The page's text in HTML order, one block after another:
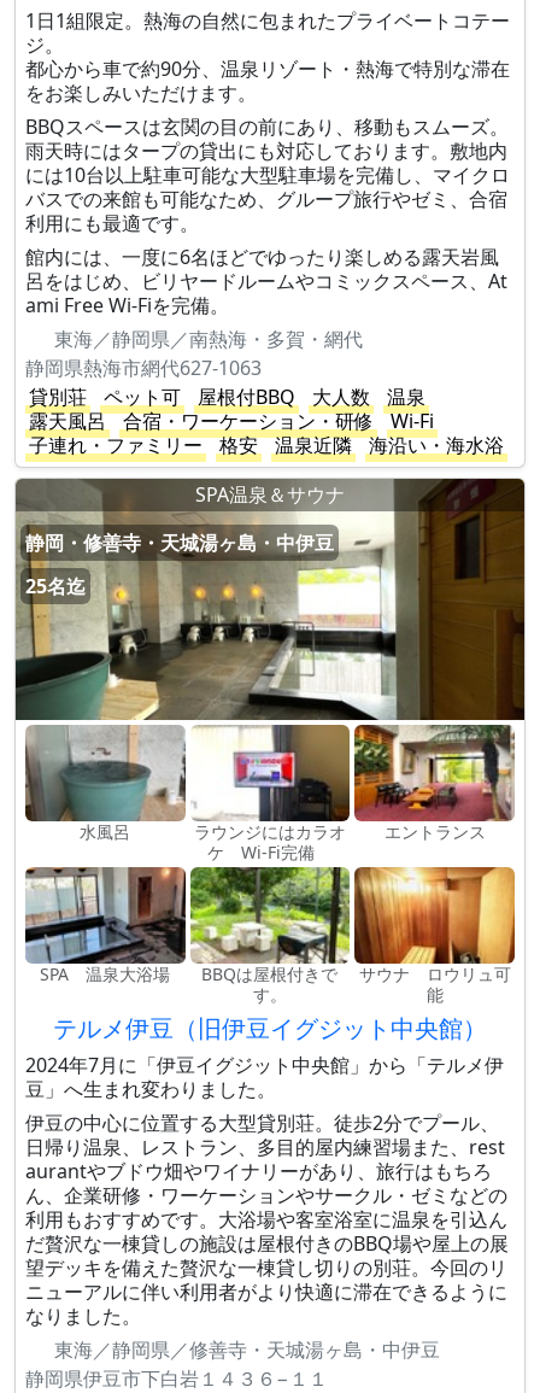
1日1組限定。熱海の自然に包まれたプライベートコテー
ジ。
都心から車で約90分、温泉リゾート・熱海で特別な滞在
をお楽しみいただけます。
BBQスペースは玄関の目の前にあり、移動もスムーズ。
雨天時にはタープの貸出にも対応しております。敷地内
には10台以上駐車可能な大型駐車場を完備し、マイクロ
バスでの来館も可能なため、グループ旅行やゼミ、合宿
利用にも最適です。
館内には、一度に6名ほどでゆったり楽しめる露天岩風
呂をはじめ、ビリヤードルームやコミックスペース、At
ami Free Wi-Fiを完備。
東海／静岡県／南熱海・多賀・網代
静岡県熱海市網代627-1063
貸別荘
ペット可 屋根付BBQ 大人数
温泉
露天風呂
合宿・ワーケーション・研修
Wi-Fi
子連れ・ファミリー
格安 温泉近隣
海沿い・海水浴
SPA温泉＆サウナ
静岡・修善寺・天城湯ヶ島・中伊豆
25名迄
水風呂
ラウンジにはカラオ
ケ Wi-Fi完備
エントランス
SPA 温泉大浴場
BBQは屋根付きで
す。
サウナ ロウリュ可
能
テルメ伊豆（旧伊豆イグジット中央館）
2024年7月に「伊豆イグジット中央館」から「テルメ伊
豆」へ生まれ変わりました。
伊豆の中心に位置する大型貸別荘。徒歩2分でプール、
日帰り温泉、レストラン、多目的屋内練習場また、rest
aurantやブドウ畑やワイナリーがあり、旅行はもちろ
ん、企業研修・ワーケーションやサークル・ゼミなどの
利用もおすすめです。大浴場や客室浴室に温泉を引込ん
だ贅沢な一棟貸しの施設は屋根付きのBBQ場や屋上の展
望デッキを備えた贅沢な一棟貸し切りの別荘。今回のリ
ニューアルに伴い利用者がより快適に滞在できるように
なりました。
東海／静岡県／修善寺・天城湯ヶ島・中伊豆
静岡県伊豆市下白岩１４３６−１１